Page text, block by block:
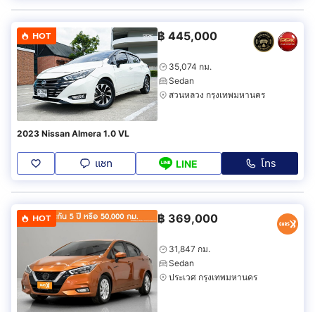
HOT ฿ 445,000
35,074 กม.
Sedan
สวนหลวง กรุงเทพมหานคร
2023 Nissan Almera 1.0 VL
แชท LINE โทร
HOT ฿ 369,000
31,847 กม.
Sedan
ประเวศ กรุงเทพมหานคร